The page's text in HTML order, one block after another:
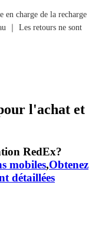
en charge de la recharge
｜ Les retours ne sont
l'achat et
RedEx?
mobiles,Obtenez
détaillées